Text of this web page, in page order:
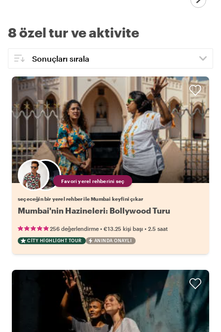
8 özel tur ve aktivite
Favori yerel rehberini seç
seçeceğin bir yerel rehber ile Mumbai keyfini çıkar
Mumbai'nin Hazineleri: Bollywood Turu
256 değerlendirme • €13.25 kişi başı • 2.5 saat
CITY HIGHLIGHT TOUR ANINDA ONAYLI